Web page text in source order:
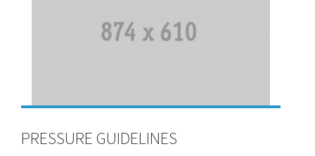
PRESSURE GUIDELINES